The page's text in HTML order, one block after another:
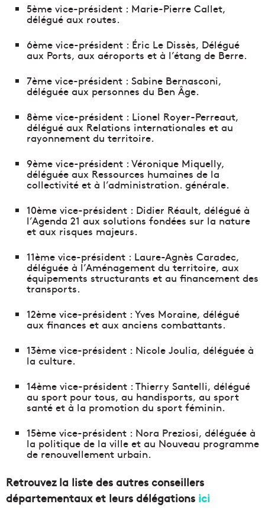
5ème vice-président : Marie-Pierre Callet,
délégué aux routes.
6ème vice-président : Éric Le Dissès, Délégué
aux Ports, aux aéroports et à l’étang de Berre.
7ème vice-président : Sabine Bernasconi,
déléguée aux personnes du Ben Âge.
8ème vice-président : Lionel Royer-Perreaut,
délégué aux Relations internationales et au
rayonnement du territoire.
9ème vice-président : Véronique Miquelly,
déléguée aux Ressources humaines de la
collectivité et à l’administration. générale.
10ème vice-président : Didier Réault, délégué à
l’Agenda 21 aux solutions fondées sur la nature
et aux risques majeurs.
11ème vice-président : Laure-Agnès Caradec,
déléguée à l’Aménagement du territoire, aux
équipements structurants et au financement des
transports.
12ème vice-président : Yves Moraine, délégué
aux finances et aux anciens combattants.
13ème vice-président : Nicole Joulia, déléguée à
la culture.
14ème vice-président : Thierry Santelli, délégué
au sport pour tous, au handisports, au sport
santé et à la promotion du sport féminin.
15ème vice-président : Nora Preziosi, déléguée à
la politique de la ville et au Nouveau programme
de renouvellement urbain.
Retrouvez la liste des autres conseillers
départementaux et leurs délégations ici